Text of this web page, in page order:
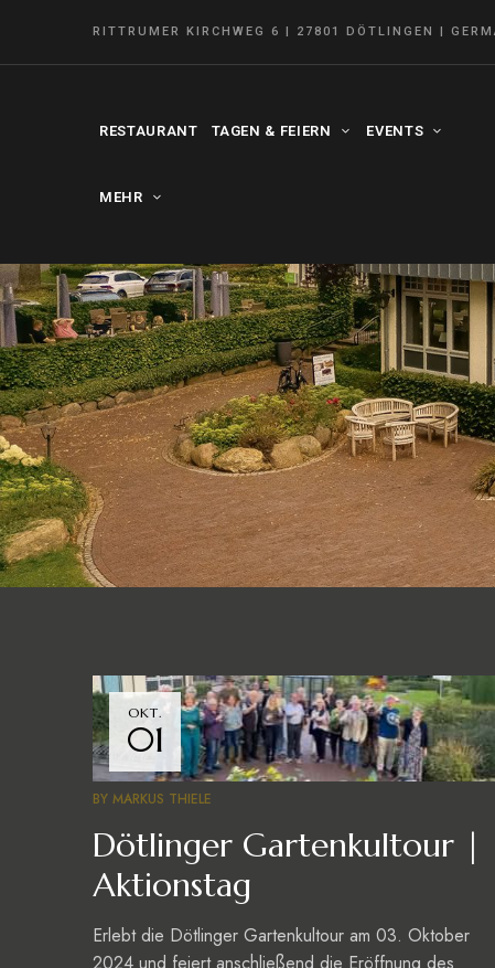
RITTRUMER KIRCHWEG 6 | 27801 DÖTLINGEN |
RESTAURANT TAGEN & FEIERN EVENTS
MEHR
OKT.
01
BY MARKUS THIELE
Dötlinger Gartenkultour |
Aktionstag
Erlebt die Dötlinger Gartenkultour am 03. Oktober
2024 und feiert anschließend die Eröffnung des